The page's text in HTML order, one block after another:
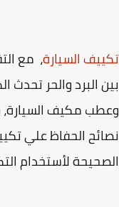
السيارة، مع
البرد والحر تحدث
مكيف السيارة،
الحفاظ علي
لأستخدام